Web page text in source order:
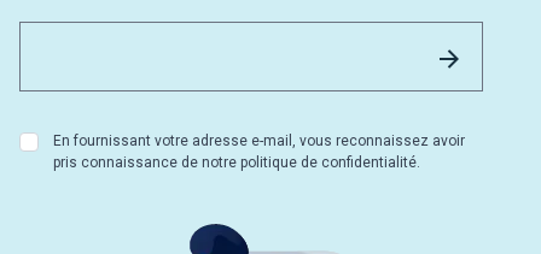
En fournissant votre adresse e-mail, vous reconnaissez avoir
pris connaissance de notre politique de confidentialité.